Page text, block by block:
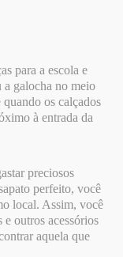
para a escola e
a galocha no meio
os calçados
à entrada da
preciosos
perfeito, você
local. Assim, você
outros acessórios
aquela que